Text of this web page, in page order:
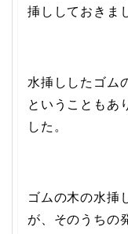
挿ししておきま
水挿ししたゴム
ということもあ
した。
ゴムの木の水挿
が、そのうちの